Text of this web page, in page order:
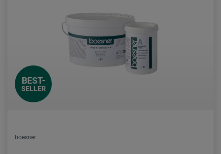
BEST-
SELLER
boesner